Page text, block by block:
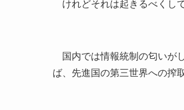
けれどそれは起きるべくし
国内では情報統制の匂いが
ば、先進国の第三世界への搾